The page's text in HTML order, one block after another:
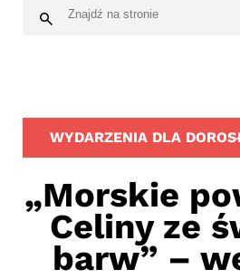
WYDARZENIA DLA
„Morskie
Celiny ze
barw” –